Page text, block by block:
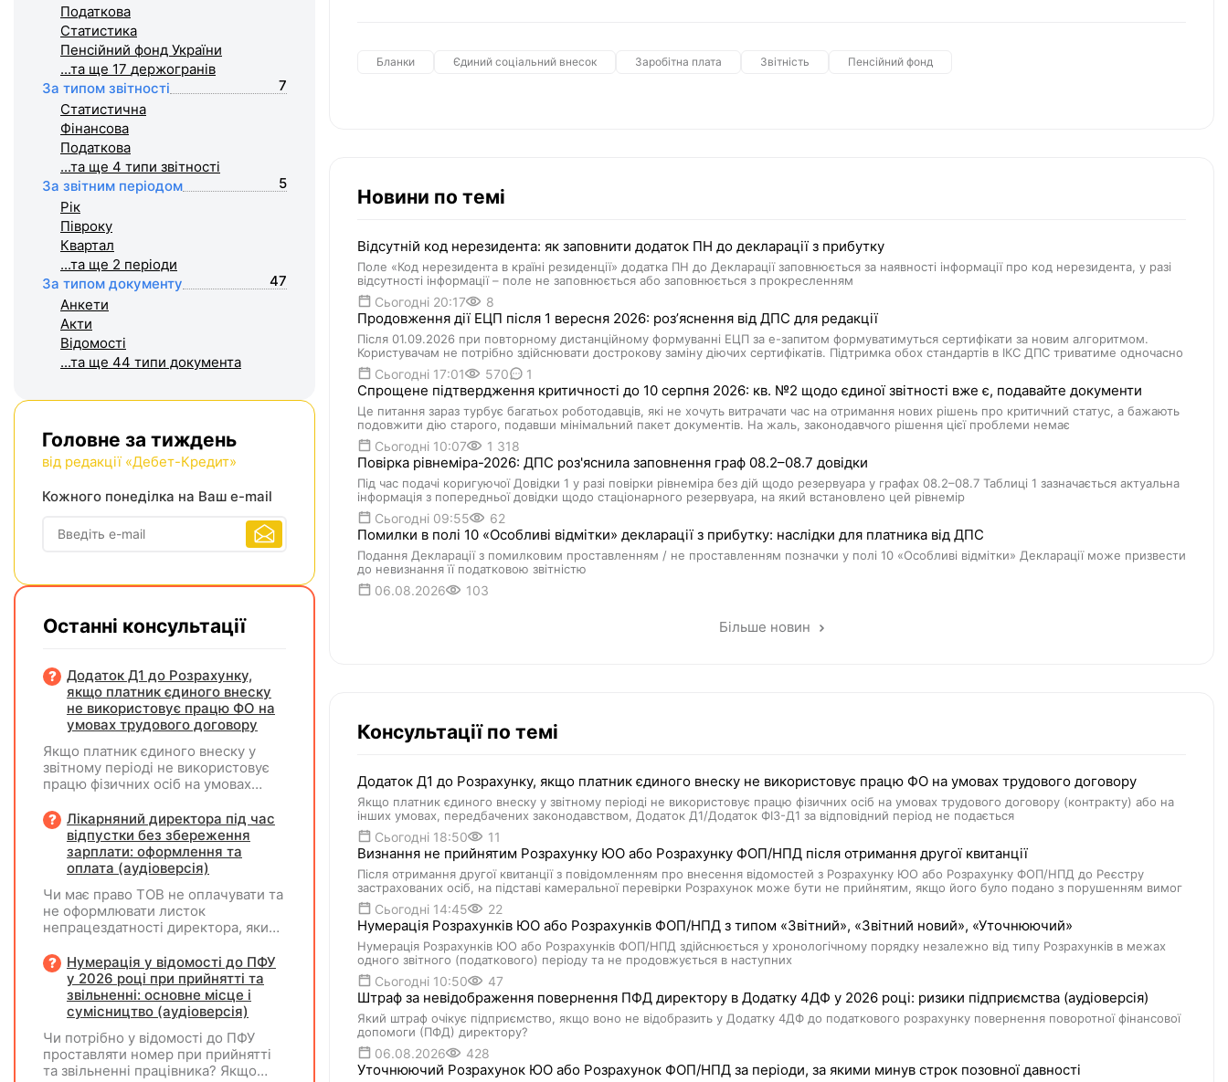
Бланки Єдиний соціальний внесок Заробітна плата Звітність Пенсійний фонд
Новини по темі
Відсутній код нерезидента: як заповнити додаток ПН до декларації з прибутку
Поле «Код нерезидента в країні резиденції» додатка ПН до Декларації заповнюється за наявності інформації про код нерезидента, у разі
відсутності інформації – поле не заповнюється або заповнюється з прокресленням
Сьогодні 20:17 8
Продовження дії ЕЦП після 1 вересня 2026: розʼяснення від ДПС для редакції
Після 01.09.2026 при повторному дистанційному формуванні ЕЦП за е-запитом формуватимуться сертифікати за новим алгоритмом.
Користувачам не потрібно здійснювати дострокову заміну діючих сертифікатів. Підтримка обох стандартів в ІКС ДПС триватиме одночасно
Сьогодні 17:01 570 1
Спрощене підтвердження критичності до 10 серпня 2026: кв. №2 щодо єдиної звітності вже є, подавайте документи
Це питання зараз турбує багатьох роботодавців, які не хочуть витрачати час на отримання нових рішень про критичний статус, а бажають
подовжити дію старого, подавши мінімальний пакет документів. На жаль, законодавчого рішення цієї проблеми немає
Сьогодні 10:07 1 318
Повірка рівнеміра-2026: ДПС роз'яснила заповнення граф 08.2–08.7 довідки
Під час подачі коригуючої Довідки 1 у разі повірки рівнеміра без дій щодо резервуара у графах 08.2–08.7 Таблиці 1 зазначається актуальна
інформація з попередньої довідки щодо стаціонарного резервуара, на який встановлено цей рівнемір
Сьогодні 09:55 62
Помилки в полі 10 «Особливі відмітки» декларації з прибутку: наслідки для платника від ДПС
Подання Декларації з помилковим проставленням / не проставленням позначки у полі 10 «Особливі відмітки» Декларації може призвести
до невизнання її податковою звітністю
06.08.2026 103
Більше новин
Консультації по темі
Додаток Д1 до Розрахунку, якщо платник єдиного внеску не використовує працю ФО на умовах трудового договору
Якщо платник єдиного внеску у звітному періоді не використовує працю фізичних осіб на умовах трудового договору (контракту) або на
інших умовах, передбачених законодавством, Додаток Д1/Додаток ФІЗ-Д1 за відповідний період не подається
Сьогодні 18:50 11
Визнання не прийнятим Розрахунку ЮО або Розрахунку ФОП/НПД після отримання другої квитанції
Після отримання другої квитанції з повідомленням про внесення відомостей з Розрахунку ЮО або Розрахунку ФОП/НПД до Реєстру
застрахованих осіб, на підставі камеральної перевірки Розрахунок може бути не прийнятим, якщо його було подано з порушенням вимог
Сьогодні 14:45 22
Нумерація Розрахунків ЮО або Розрахунків ФОП/НПД з типом «Звітний», «Звітний новий», «Уточнюючий»
Нумерація Розрахунків ЮО або Розрахунків ФОП/НПД здійснюється у хронологічному порядку незалежно від типу Розрахунків в межах
одного звітного (податкового) періоду та не продовжується в наступних
Сьогодні 10:50 47
Штраф за невідображення повернення ПФД директору в Додатку 4ДФ у 2026 році: ризики підприємства (аудіоверсія)
Який штраф очікує підприємство, якщо воно не відобразить у Додатку 4ДФ до податкового розрахунку повернення поворотної фінансової
допомоги (ПФД) директору?
06.08.2026 428
Уточнюючий Розрахунок ЮО або Розрахунок ФОП/НПД за періоди, за якими минув строк позовної давності
Податкова
Статистика
Пенсійний фонд України
...та ще 17 держогранів
За типом звітності
7
Статистична
Фiнансова
Податкова
...та ще 4 типи звітності
За звітним періодом
5
Рік
Півроку
Квартал
...та ще 2 періоди
За типом документу
47
Анкети
Акти
Відомості
...та ще 44 типи документа
Головне за тиждень
від редакції «Дебет-Кредит»
Кожного понеділка на Ваш e-mail
Останні консультації
Додаток Д1 до Розрахунку,
якщо платник єдиного внеску
не використовує працю ФО на
умовах трудового договору
Якщо платник єдиного внеску у
звітному періоді не використовує
працю фізичних осіб на умовах
на інших умовах, передбачених
законодавством, Додаток Д1/
Додаток ФІЗ-Д1 за відповідний
період не подається
Лікарняний директора під час
відпустки без збереження
зарплати: оформлення та
оплата (аудіоверсія)
Чи має право ТОВ не оплачувати та
не оформлювати листок
непрацездатності директора, який
збереження заробітної плати під
час призупинення діяльності
підприємства?
Нумерація у відомості до ПФУ
у 2026 році при прийнятті та
звільненні: основне місце і
сумісництво (аудіоверсія)
Чи потрібно у відомості до ПФУ
проставляти номер при прийнятті
та звільненні працівника? Якщо